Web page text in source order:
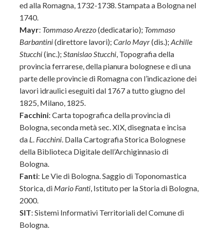
ed alla Romagna, 1732-1738. Stampata a Bologna nel
1740.
Mayr: Tommaso Arezzo(dedicatario); Tommaso
Barbantini(direttore lavori); Carlo Mayr(dis.); Achille
Stucchi(inc.); Stanislao Stucchi, Topografia della
provincia ferrarese, della pianura bolognese e di una
parte delle provincie di Romagna con l’indicazione dei
lavori idraulici eseguiti dal 1767 a tutto giugno del
1825, Milano, 1825.
Facchini: Carta topografica della provincia di
Bologna, seconda metà sec. XIX, disegnata e incisa
da L. Facchini. Dalla Cartografia Storica Bolognese
della Biblioteca Digitale dell’Archiginnasio di
Bologna.
Fanti: Le Vie di Bologna. Saggio di Toponomastica
Storica, di Mario Fanti, Istituto per la Storia di Bologna,
2000.
SIT: Sistemi Informativi Territoriali del Comune di
Bologna.